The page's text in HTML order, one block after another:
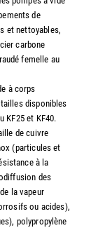
de
et nettoyables,
carbone
femelle au
à corps
disponibles
KF25 et KF40.
de cuivre
(particules et
à la
des
la vapeur
ou acides),
polypropylène